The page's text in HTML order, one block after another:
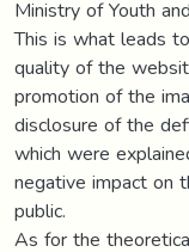
Ministry of Youth
This is what leads
quality of the
promotion of the
disclosure of the
which were
negative impact on
public.
As for the